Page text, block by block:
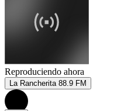
Reproduciendo ahora
La Rancherita 88.9 FM